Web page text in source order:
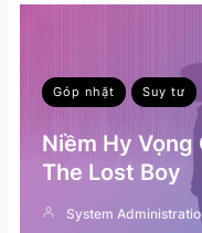
Góp nhặt Suy tư
Niềm Hy Vọng
The Lost Boy
System